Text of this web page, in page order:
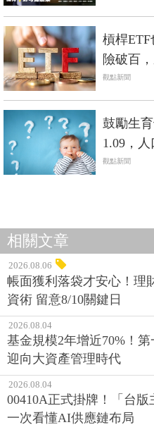
槓桿
險破百
觀點新聞
鼓勵生
1.09，
觀點新聞
相關文章
2026.08.06
帳面獲利落袋才安心！理
資術 留意8/10關鍵日
2026.08.04
基金規模2年增近70%！
迎向大資產管理時代
2026.08.04
00410A正式掛牌！「台版
一次看懂AI供應鏈布局